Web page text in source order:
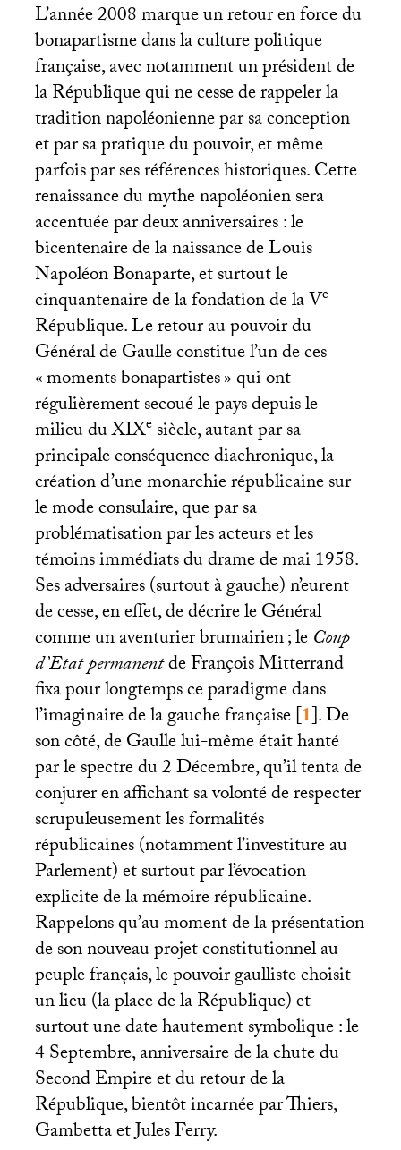
L’année 2008 marque un retour en force du
bonapartisme dans la culture politique
française, avec notamment un président de
la République qui ne cesse de rappeler la
tradition napoléonienne par sa conception
et par sa pratique du pouvoir, et même
parfois par ses références historiques. Cette
renaissance du mythe napoléonien sera
accentuée par deux anniversaires : le
bicentenaire de la naissance de Louis
Napoléon Bonaparte, et surtout le
cinquantenaire de la fondation de la Ve
République. Le retour au pouvoir du
Général de Gaulle constitue l’un de ces
«moments bonapartistes» qui ont
régulièrement secoué le pays depuis le
milieu duXIXesiècle, autant par sa
principale conséquence diachronique, la
création d’une monarchie républicaine sur
le mode consulaire, que par sa
problématisation par les acteurs et les
témoins immédiats du drame de mai 1958.
Ses adversaires (surtout à gauche) n’eurent
de cesse, en effet, de décrire le Général
comme un aventurier brumairien; leCoup
d’Etat permanentde François Mitterrand
fixa pour longtemps ce paradigme dans
l’imaginaire de la gauche française[1]. De
son côté, de Gaulle lui-même était hanté
par le spectre du 2 Décembre, qu’il tenta de
conjurer en affichant sa volonté de respecter
scrupuleusement les formalités
républicaines (notamment l’investiture au
Parlement) et surtout par l’évocation
explicite de la mémoire républicaine.
Rappelons qu’au moment de la présentation
de son nouveau projet constitutionnel au
peuple français, le pouvoir gaulliste choisit
un lieu (la place de la République) et
surtout une date hautement symbolique : le
4 Septembre, anniversaire de la chute du
Second Empire et du retour de la
République, bientôt incarnée par Thiers,
Gambetta et Jules Ferry.